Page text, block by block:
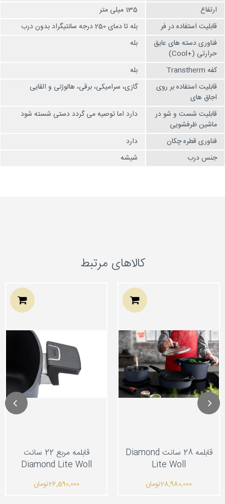
ارتفاع
135 میلی متر
قابلیت استفاده در فر
بله تا دمای 250 درجه سانتیگراد بدون درب
فناوری دسته های عایق
حرارتی (+Cool)
بله
کفه Transtherm
بله
قابلیت استفاده بر روی
اجاق های
گازی، سرامیکی، برقی، هالوژنی و القایی
قابلیت شست و شو در
ماشین ظرفشویی
دارد اما توصیه می گردد دستی شسته شود
فناوری قطره چکان
دارد
جنس درب
شیشه
کالاهای مرتبط
قابلمه مربع 22 سانت
Diamond Lite Woll
26,590,000تومان
قابلمه 28 سانت Diamond
Lite Woll
28,980,000تومان